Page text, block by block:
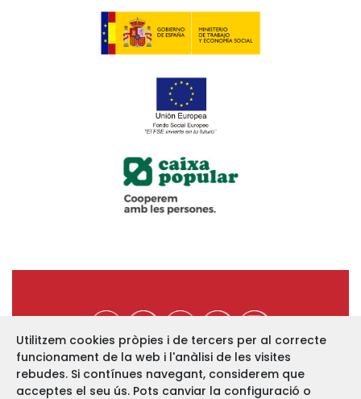
https://www.ucev.coop
C/ Arquebisbe Majoral, 11-B
Utilitzem cookies pròpies i de tercers per al correcte
funcionament de la web i l'anàlisi de les visites
rebudes. Si contínues navegant, considerem que
acceptes el seu ús. Pots canviar la configuració o